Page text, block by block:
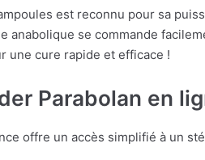
est reconnu pour sa
anabolique se commande
une cure rapide et efficace !
Parabolan en
offre un accès simplifié à un